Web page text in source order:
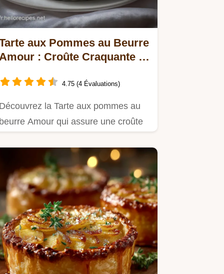
aux Pommes au Beurre
: Croûte Craquante et
4.75 (4 Évaluations)
la Tarte aux pommes au
Amour qui assure une croûte